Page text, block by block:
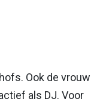
Ook de vrouw
als DJ. Voor